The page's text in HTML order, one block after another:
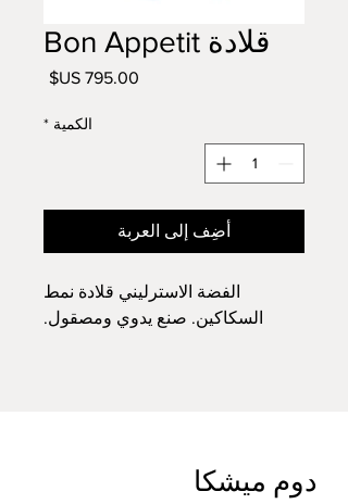
قلادة Bon Appetit
السعر
الكمية *
أضِف إلى العربة
الفضة الاسترليني قلادة نمط
السكاكين. صنع يدوي ومصقول.
دوم ميشكا